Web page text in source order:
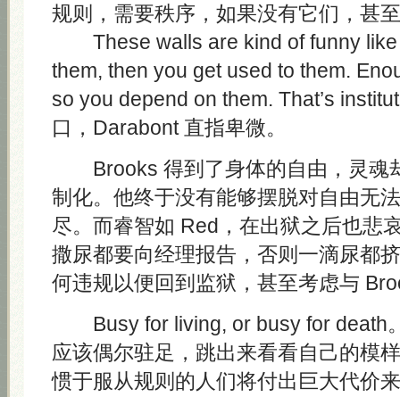
规则，需要秩序，如果没有它们，甚
These walls are kind of funny like
them, then you get used to them.
so you depend on them. That’s
口，Darabont 直指卑微。
Brooks 得到了身体的自由，灵魂
制化。他终于没有能够摆脱对自由无
尽。而睿智如 Red，在出狱之后也悲
撒尿都要向经理报告，否则一滴尿都
何违规以便回到监狱，甚至考虑与
Busy for living, or busy for death
应该偶尔驻足，跳出来看看自己的模
惯于服从规则的人们将付出巨大代价